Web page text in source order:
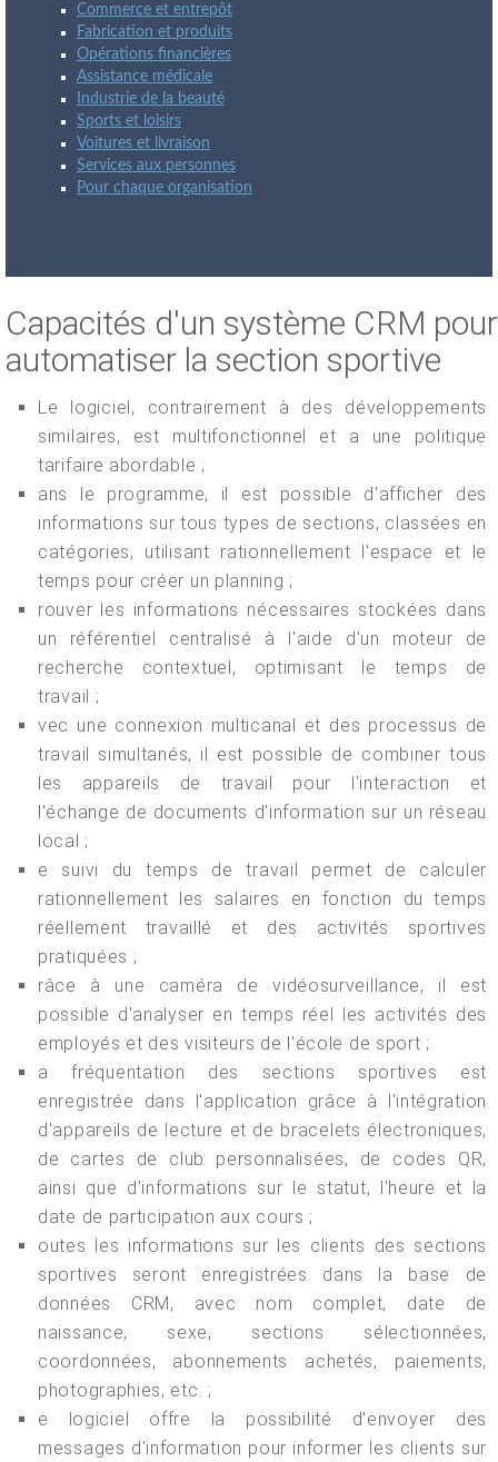
Commerce et entrepôt
Fabrication et produits
Opérations financières
Assistance médicale
Industrie de la beauté
Sports et loisirs
Voitures et livraison
Services aux personnes
Pour chaque organisation
Capacités d'un système CRM pour
automatiser la section sportive
Le logiciel, contrairement à des développements
similaires, est multifonctionnel et a une politique
tarifaire abordable ;
ans le programme, il est possible d'afficher des
informations sur tous types de sections, classées en
catégories, utilisant rationnellement l'espace et le
temps pour créer un planning ;
rouver les informations nécessaires stockées dans
un référentiel centralisé à l'aide d'un moteur de
recherche contextuel, optimisant le temps de
travail ;
vec une connexion multicanal et des processus de
travail simultanés, il est possible de combiner tous
les appareils de travail pour l'interaction et
l'échange de documents d'information sur un réseau
local ;
e suivi du temps de travail permet de calculer
rationnellement les salaires en fonction du temps
réellement travaillé et des activités sportives
pratiquées ;
râce à une caméra de vidéosurveillance, il est
possible d'analyser en temps réel les activités des
employés et des visiteurs de l'école de sport ;
a fréquentation des sections sportives est
enregistrée dans l'application grâce à l'intégration
d'appareils de lecture et de bracelets électroniques,
de cartes de club personnalisées, de codes QR,
ainsi que d'informations sur le statut, l'heure et la
date de participation aux cours ;
outes les informations sur les clients des sections
sportives seront enregistrées dans la base de
données CRM, avec nom complet, date de
naissance, sexe, sections sélectionnées,
coordonnées, abonnements achetés, paiements,
photographies, etc. ;
e logiciel offre la possibilité d'envoyer des
messages d'information pour informer les clients sur